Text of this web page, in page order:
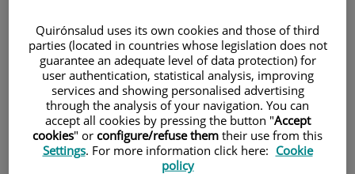
Avança sense símptomes fins que
apareix una fractura, sovint amb
conseqüències greus per a la qualitat de
vida. I, encara que és més freqüent
després de la menopausa, també pot
presentar-se en homes i persones joves.
Quirónsalud uses its own cookies and those of third
parties (located in countries whose legislation does not
guarantee an adequate level of data protection) for
user authentication, statistical analysis, improving
services and showing personalised advertising
through the analysis of your navigation. You can
accept all cookies by pressing the button "Accept
cookies" or configure/refuse them their use from this
Settings. For more information click here: Cookie
policy